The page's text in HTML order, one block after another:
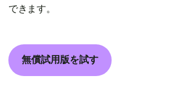
できます。
無償試用版を試す